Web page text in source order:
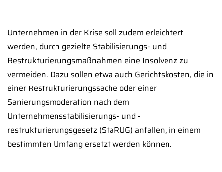
Unternehmen in der Krise soll zudem erleichtert
werden, durch gezielte Stabilisierungs- und
Restrukturierungsmaßnahmen eine Insolvenz zu
vermeiden. Dazu sollen etwa auch Gerichtskosten, die in
einer Restrukturierungssache oder einer
Sanierungsmoderation nach dem
Unternehmensstabilisierungs- und -
restrukturierungsgesetz (StaRUG) anfallen, in einem
bestimmten Umfang ersetzt werden können.